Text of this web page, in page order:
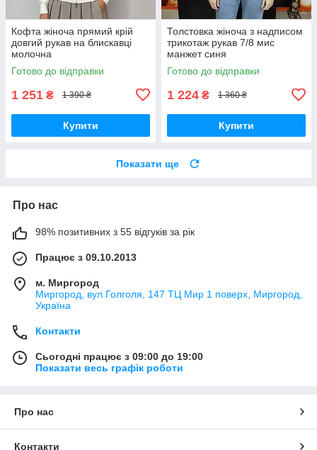
Кофта жіноча прямий крій
довгий рукав на блискавці
молочна
Готово до відправки
1 251 ₴ 1 390 ₴
Купити
Толстовка жіноча з надписом
трикотаж рукав 7/8 мис
манжет синя
Готово до відправки
1 224 ₴ 1 360 ₴
Купити
Показати ще
Про нас
98% позитивних з 55 відгуків за рік
Працює з 09.10.2013
м. Миргород
Миргород, вул.Голголя, 147 ТЦ Мир 1 поверх, Миргород,
Україна
Контакти
Сьогодні працює з 09:00 до 19:00
Показати весь графік роботи
Про нас
Контакти